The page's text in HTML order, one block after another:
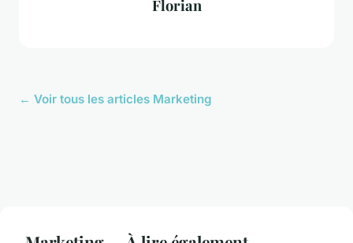
Florian
← Voir tous les articles Marketing